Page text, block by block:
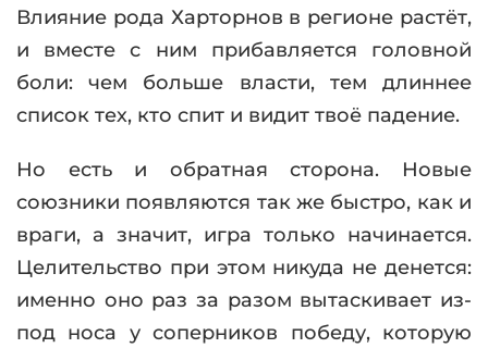
Влияние рода Харторнов в регионе растёт,
и вместе с ним прибавляется головной
боли: чем больше власти, тем длиннее
список тех, кто спит и видит твоё падение.
Но есть и обратная сторона. Новые
союзники появляются так же быстро, как и
враги, а значит, игра только начинается.
Целительство при этом никуда не денется:
именно оно раз за разом вытаскивает из-
под носа у соперников победу, которую